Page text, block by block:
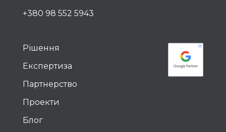
+380 98 552 5943
Рішення
Експертиза
Партнерство
Проекти
Блог